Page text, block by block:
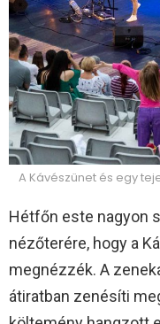
A Kávészünet és egy
Hétfőn este nagyon
nézőterére, hogy a
megnézzék. A
átiratban zenésíti